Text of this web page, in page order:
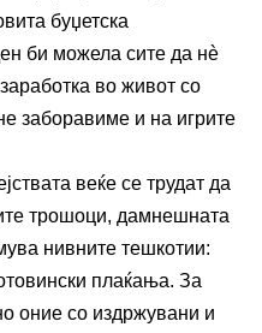
буџетска
би можела сите да нè
во живот со
заборавиме и на игрите
веќе се трудат да
трошоци, дамнешната
нивните тешкотии:
плаќања. За
оние со издржувани и